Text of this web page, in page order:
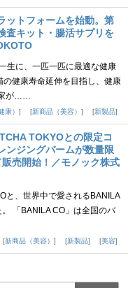
ットフォームを始動。第
査キット・腸活サプリを
生に、一匹一匹に最適な健康
健康寿命延伸を目指し、健康
家が……
康） 新商品（美容） 新製品
TOKYOとの限定コ
ンジングバームが数量限
売開始！／モノック株式
と、世界中で愛されるBANILA
「BANILA CO」は全国のバ
新商品（美容） 新製品 美容